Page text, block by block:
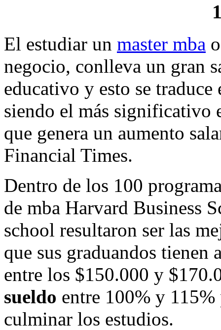
El estudiar un master mba
negocio, conlleva un gran
educativo y esto se
siendo el más significativo
que genera un aumento
Financial Times.
Dentro de los 100
de mba Harvard Business
school resultaron ser las
que sus graduandos tienen
entre los $150.000 y
sueldo entre 100% y 115%
culminar los estudios.